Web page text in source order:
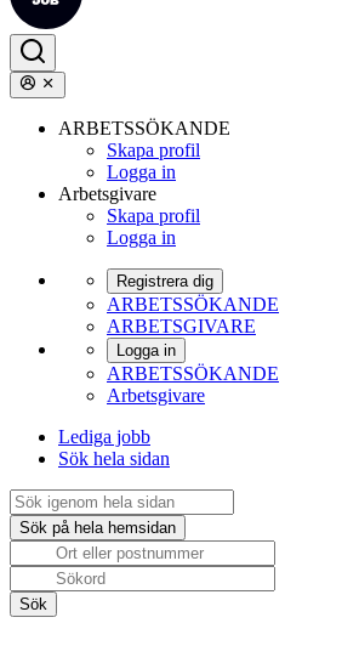
ARBETSSÖKANDE
Skapa profil
Logga in
Arbetsgivare
Skapa profil
Logga in
Registrera dig
ARBETSSÖKANDE
ARBETSGIVARE
Logga in
ARBETSSÖKANDE
Arbetsgivare
Lediga jobb
Sök hela sidan